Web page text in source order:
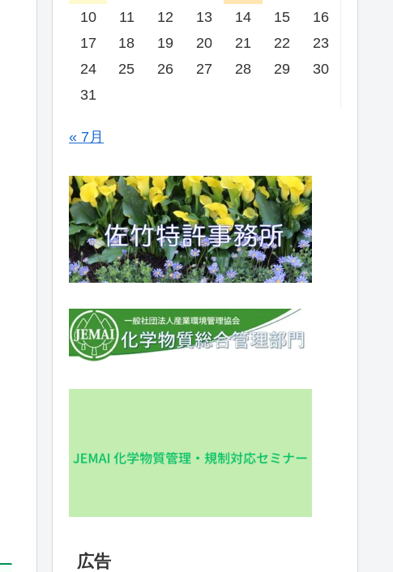
10
11 12 13 14 15
16
17
18 19 20 21 22
23
24
25 26 27 28 29
30
31
« 7月
広告